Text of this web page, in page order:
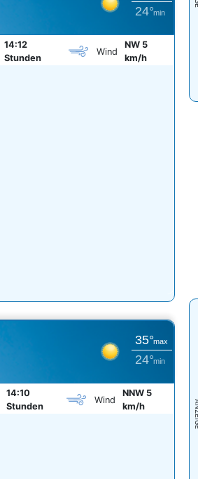
24°min
14:12
Stunden
Wind
NW 5
km/h
35°max
24°min
14:10
Stunden
Wind
NNW 5
km/h